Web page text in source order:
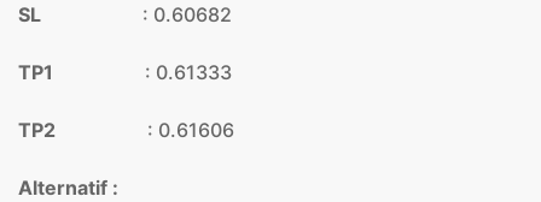
SL : 0.60682
TP1 : 0.61333
TP2 : 0.61606
Alternatif :